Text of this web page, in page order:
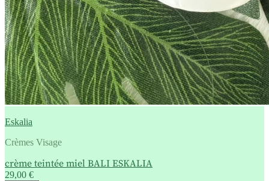
Eskalia
Crèmes Visage
crème teintée miel BALI ESKALIA
29,00 €